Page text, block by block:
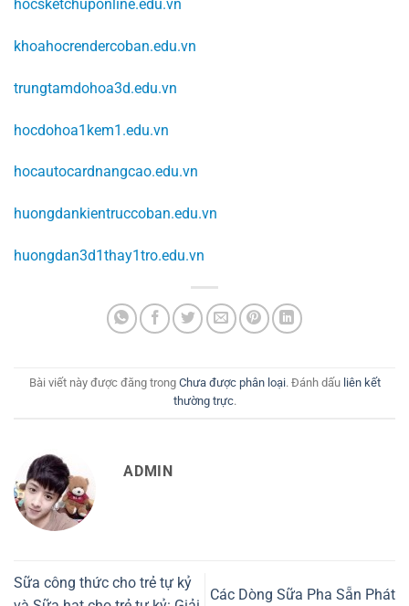
hocsketchuponline.edu.vn
khoahocrendercoban.edu.vn
trungtamdohoa3d.edu.vn
hocdohoa1kem1.edu.vn
hocautocardnangcao.edu.vn
huongdankientruccoban.edu.vn
huongdan3d1thay1tro.edu.vn
Bài viết này được đăng trong Chưa được phân loại. Đánh dấu liên kết
thường trực.
ADMIN
Sữa công thức cho trẻ tự kỷ
Các Dòng Sữa Pha Sẵn Phát